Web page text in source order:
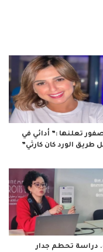
تعلنها :” أدائي في
الورد كان كارثي”
دراسة تحطم جدار